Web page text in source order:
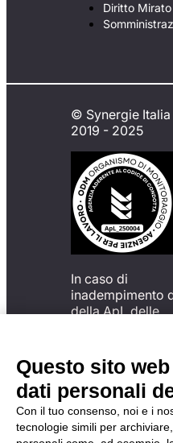
Diritto Mirato
© Synergie Italia
2019 - 2025
In caso di
inadempimento
della ApL delle
del Codice di
possibile
reclamo
all’Organismo di
Monitoraggio
una delle
descritte al
Questo sito
dati personali
Con il tuo consenso, noi e i
tecnologie simili per